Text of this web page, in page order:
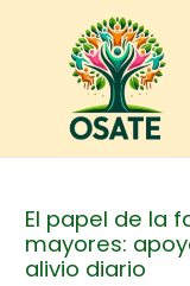
El papel de la
mayores:
alivio diario
navigation